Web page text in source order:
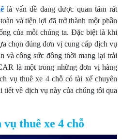
là vấn đề đang được quan tâm rất
và tiện lợi đã trở thành một phần
của mỗi chúng ta. Đặc biệt là khi
chọn đúng đơn vị cung cấp dịch vụ
và công sức đồng thời mang lại trải
là một trong những đơn vị hàng
vụ thuê xe 4 chỗ có tài xế chuyên
tiết về dịch vụ này của chúng tôi qua
thuê xe 4 chỗ